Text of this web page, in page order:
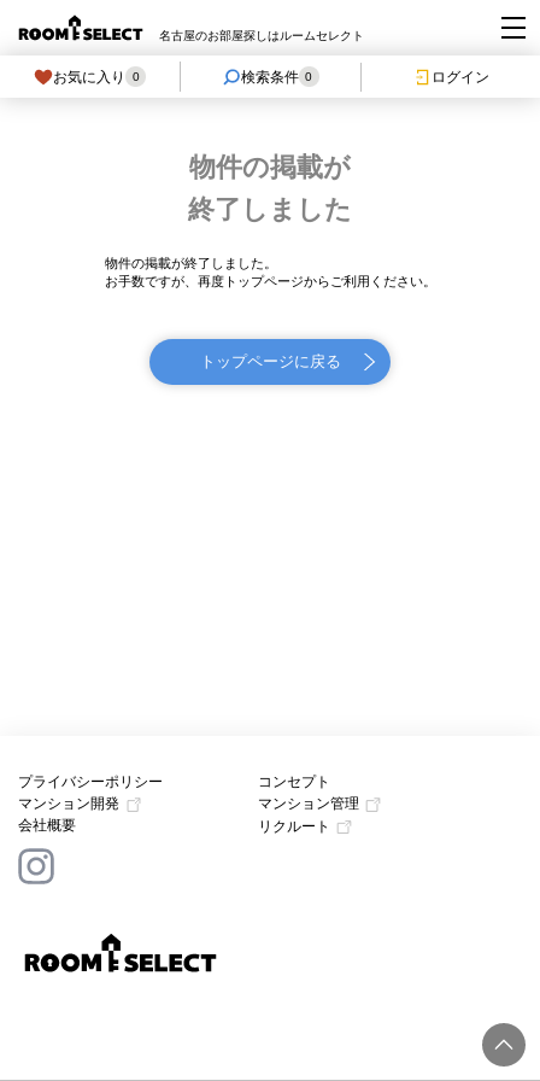
名古屋のお部屋探しはルームセレクト
お気に入り 0 検索条件 0 ログイン
物件の掲載が
終了しました
物件の掲載が終了しました。
お手数ですが、再度トップページからご利用ください。
トップページに戻る
プライバシーポリシー
コンセプト
マンション開発
マンション管理
会社概要
リクルート